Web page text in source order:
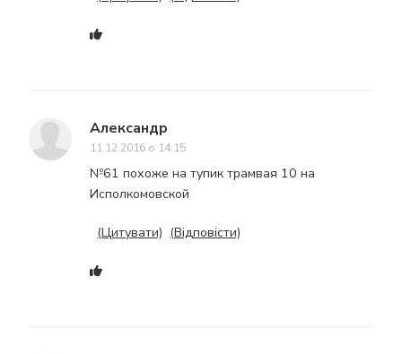
Александр
11.12.2016 о 14:15
№61 похоже на тупик трамвая 10 на
Исполкомовской
(Цитувати) (Відповісти)